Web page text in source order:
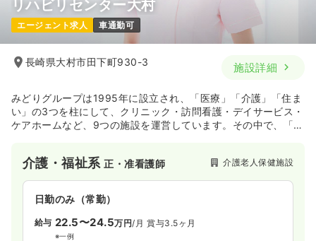
日勤のみ（パート） 一時募集休止
給与 時給1,100円〜
時間 8:00～17:00
日祝休み
時給1,100円以上可
気になる 詳細を見る
日勤のみ（常勤）
給与 15.3〜19.0
※一例
時間
リハビリセンター大村
エージェント求人 車通勤可
長崎県大村市田下町930-3 施設詳細
みどりグループは1995年に設立され、「医療」「介護」「住ま
い」の3つを柱にして、クリニック・訪問看護・デイサービス・
ケアホームなど、9つの施設を運営しています。その中で、「リ
自立能力を高め社会復帰、在宅復帰されることや可能な限り在
宅での療養を継続するための支援をすることを目的としていま
介護・福祉系正・准看護師 介護老人保健施設
日勤のみ（常勤）
給与 22.5〜24.5万円/月 賞与3.5ヶ月
※一例